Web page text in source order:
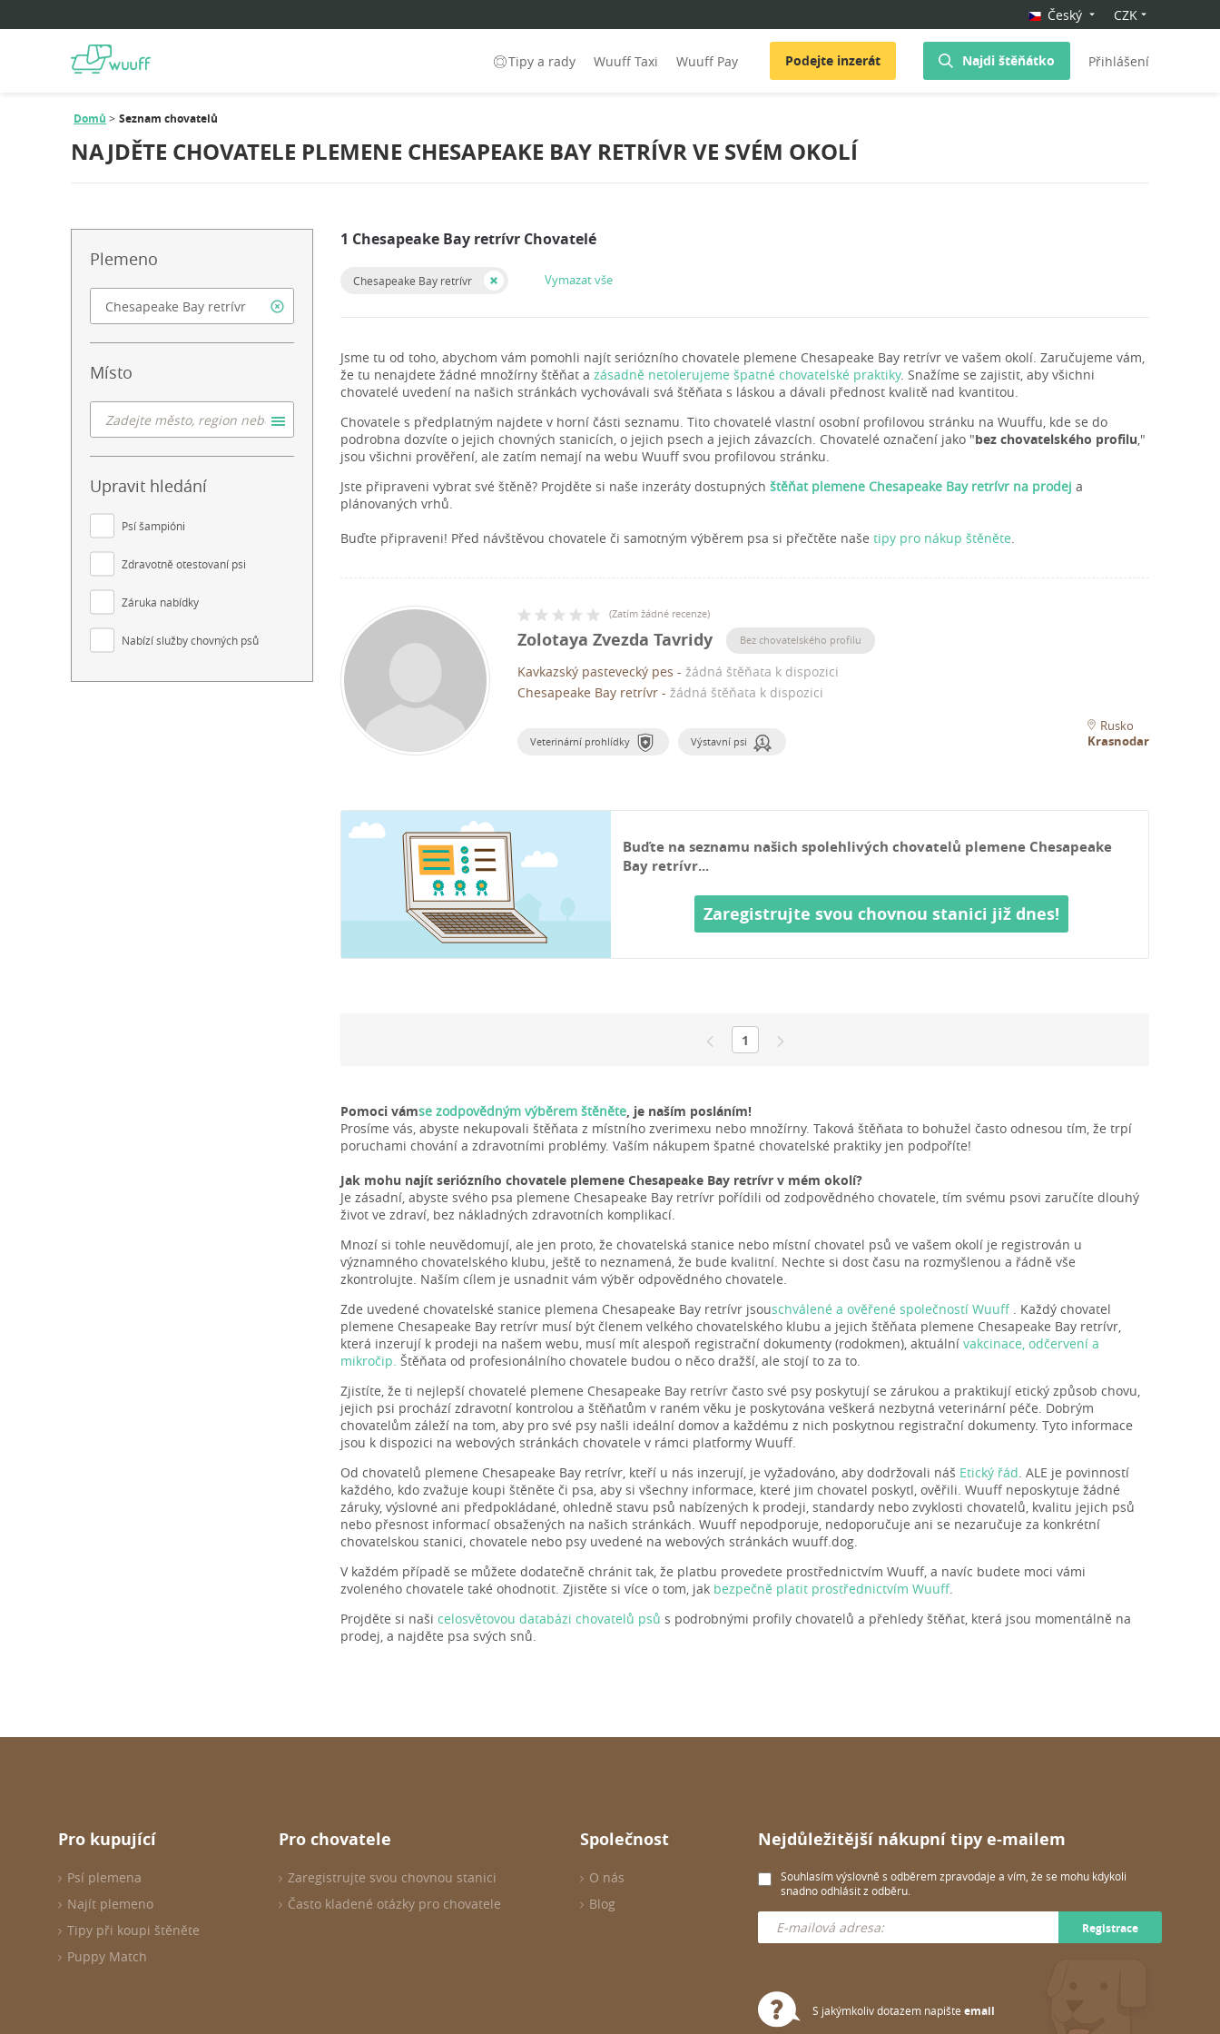
Český CZK
Tipy a rady Wuuff Taxi Wuuff Pay Podejte inzerát Najdi štěňátko Přihlášení
Domů Seznam chovatelů
NAJDĚTE CHOVATELE PLEMENE CHESAPEAKE BAY RETRÍVR VE SVÉM OKOLÍ
Plemeno
Místo
Upravit hledání
Psí šampióni
Zdravotně otestovaní psi
Záruka nabídky
Nabízí služby chovných psů
1 Chesapeake Bay retrívr Chovatelé
Chesapeake Bay retrívr Vymazat vše
Jsme tu od toho, abychom vám pomohli najít seriózního chovatele plemene Chesapeake Bay retrívr ve vašem okolí. Zaručujeme vám,
že tu nenajdete žádné množírny štěňat a zásadně netolerujeme špatné chovatelské praktiky. Snažíme se zajistit, aby všichni
chovatelé uvedení na našich stránkách vychovávali svá štěňata s láskou a dávali přednost kvalitě nad kvantitou.
Chovatele s předplatným najdete v horní části seznamu. Tito chovatelé vlastní osobní profilovou stránku na Wuuffu, kde se do
podrobna dozvíte o jejich chovných stanicích, o jejich psech a jejich závazcích. Chovatelé označení jako "bez chovatelského profilu,"
jsou všichni prověření, ale zatím nemají na webu Wuuff svou profilovou stránku.
Jste připraveni vybrat své štěně? Projděte si naše inzeráty dostupných štěňat plemene Chesapeake Bay retrívr na prodej a
plánovaných vrhů.
Buďte připraveni! Před návštěvou chovatele či samotným výběrem psa si přečtěte naše tipy pro nákup štěněte.
(Zatím žádné recenze)
Zolotaya Zvezda Tavridy Bez chovatelského profilu
Kavkazský pastevecký pes - žádná štěňata k dispozici
Chesapeake Bay retrívr - žádná štěňata k dispozici
Veterinární prohlídky Výstavní psi
Rusko
Krasnodar
Buďte na seznamu našich spolehlivých chovatelů plemene Chesapeake
Bay retrívr...
Zaregistrujte svou chovnou stanici již dnes!
1
Pomoci vámse zodpovědným výběrem štěněte, je naším posláním!
Prosíme vás, abyste nekupovali štěňata z místního zverimexu nebo množírny. Taková štěňata to bohužel často odnesou tím, že trpí
poruchami chování a zdravotními problémy. Vaším nákupem špatné chovatelské praktiky jen podpoříte!
Jak mohu najít seriózního chovatele plemene Chesapeake Bay retrívr v mém okolí?
Je zásadní, abyste svého psa plemene Chesapeake Bay retrívr pořídili od zodpovědného chovatele, tím svému psovi zaručíte dlouhý
život ve zdraví, bez nákladných zdravotních komplikací.
Mnozí si tohle neuvědomují, ale jen proto, že chovatelská stanice nebo místní chovatel psů ve vašem okolí je registrován u
významného chovatelského klubu, ještě to neznamená, že bude kvalitní. Nechte si dost času na rozmyšlenou a řádně vše
zkontrolujte. Naším cílem je usnadnit vám výběr odpovědného chovatele.
Zde uvedené chovatelské stanice plemena Chesapeake Bay retrívr jsouschválené a ověřené společností Wuuff . Každý chovatel
plemene Chesapeake Bay retrívr musí být členem velkého chovatelského klubu a jejich štěňata plemene Chesapeake Bay retrívr,
která inzerují k prodeji na našem webu, musí mít alespoň registrační dokumenty (rodokmen), aktuální vakcinace, odčervení a
mikročip. Štěňata od profesionálního chovatele budou o něco dražší, ale stojí to za to.
Zjistíte, že ti nejlepší chovatelé plemene Chesapeake Bay retrívr často své psy poskytují se zárukou a praktikují etický způsob chovu,
jejich psi prochází zdravotní kontrolou a štěňatům v raném věku je poskytována veškerá nezbytná veterinární péče. Dobrým
chovatelům záleží na tom, aby pro své psy našli ideální domov a každému z nich poskytnou registrační dokumenty. Tyto informace
jsou k dispozici na webových stránkách chovatele v rámci platformy Wuuff.
Od chovatelů plemene Chesapeake Bay retrívr, kteří u nás inzerují, je vyžadováno, aby dodržovali náš Etický řád. ALE je povinností
každého, kdo zvažuje koupi štěněte či psa, aby si všechny informace, které jim chovatel poskytl, ověřili. Wuuff neposkytuje žádné
záruky, výslovné ani předpokládané, ohledně stavu psů nabízených k prodeji, standardy nebo zvyklosti chovatelů, kvalitu jejich psů
nebo přesnost informací obsažených na našich stránkách. Wuuff nepodporuje, nedoporučuje ani se nezaručuje za konkrétní
chovatelskou stanici, chovatele nebo psy uvedené na webových stránkách wuuff.dog.
V každém případě se můžete dodatečně chránit tak, že platbu provedete prostřednictvím Wuuff, a navíc budete moci vámi
zvoleného chovatele také ohodnotit. Zjistěte si více o tom, jak bezpečně platit prostřednictvím Wuuff.
Projděte si naši celosvětovou databázi chovatelů psů s podrobnými profily chovatelů a přehledy štěňat, která jsou momentálně na
prodej, a najděte psa svých snů.
Pro kupující
Psí plemena
Najít plemeno
Tipy při koupi štěněte
Puppy Match
Pro chovatele
Zaregistrujte svou chovnou stanici
Často kladené otázky pro chovatele
Společnost
O nás
Blog
Nejdůležitější nákupní tipy e-mailem
Souhlasím výslovně s odběrem zpravodaje a vím, že se mohu kdykoli
snadno odhlásit z odběru.
Registrace
S jakýmkoliv dotazem napište email